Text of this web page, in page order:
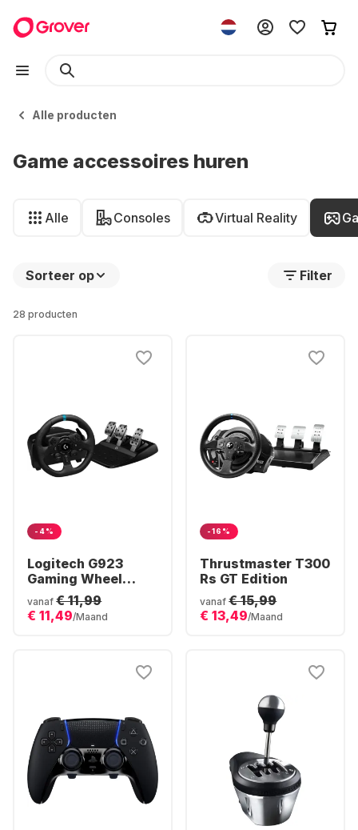
Alle producten
Game accessoires huren
Alle Consoles Virtual Reality
Sorteer op Filter
28 producten
-4%
Logitech G923
Gaming Wheel
(Playstation + PC)
vanaf € 11,99
€ 11,49/Maand
-16%
Thrustmaster T300
Rs GT Edition
vanaf € 15,99
€ 13,49/Maand